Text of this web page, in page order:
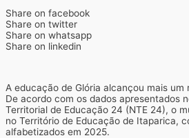
Share on facebook
Share on twitter
Share on whatsapp
Share on linkedin
A educação de Glória alcançou mais um
De acordo com os dados apresentados
Territorial de Educação 24 (NTE 24), o
no Território de Educação de Itaparica,
alfabetizados em 2025.